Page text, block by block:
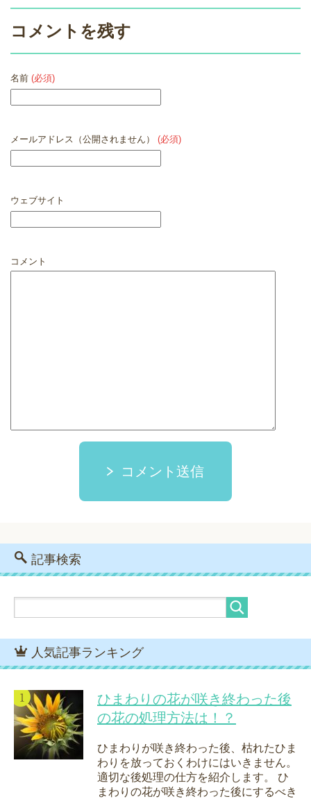
コメントを残す
名前 (必須)
メールアドレス（公開されません） (必須)
ウェブサイト
コメント
コメント送信
記事検索
人気記事ランキング
ひまわりの花が咲き終わった後
の花の処理方法は！？
ひまわりが咲き終わった後、枯れたひま
わりを放っておくわけにはいきません。
適切な後処理の仕方を紹介します。 ひ
まわりの花が咲き終わった後にするべき